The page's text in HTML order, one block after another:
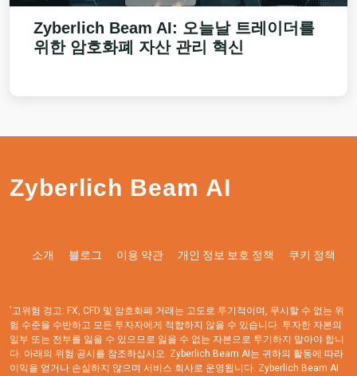
Zyberlich Beam AI: 오늘날 트레이더를
위한 암호화폐 자산 관리 혁신
Zyberlich Beam AI
소개 블로그 이용 약관 개인 정보 보호 정책 쿠키 정책
'고위험 경고: FX, CFD 및 암호화폐 거래는 고도로 투기적이며, 무시할 수 없는 위
험 수준을 수반하고 모든 투자자에게 적합하지 않을 수 있습니다. 투자한 자본의
일부 또는 전부를 잃을 수 있으므로 잃을 수 없는 자본으로 투기하지 말아야 합니
다. 아래의 위험 공시를 참조하십시오. Zyberlich Beam AI는 귀하의 활동에 따라
이익을 얻거나 손실하지 않으며 서비스 회사로 운영됩니다. Zyberlich Beam AI